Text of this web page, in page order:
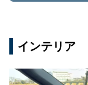
インテリア